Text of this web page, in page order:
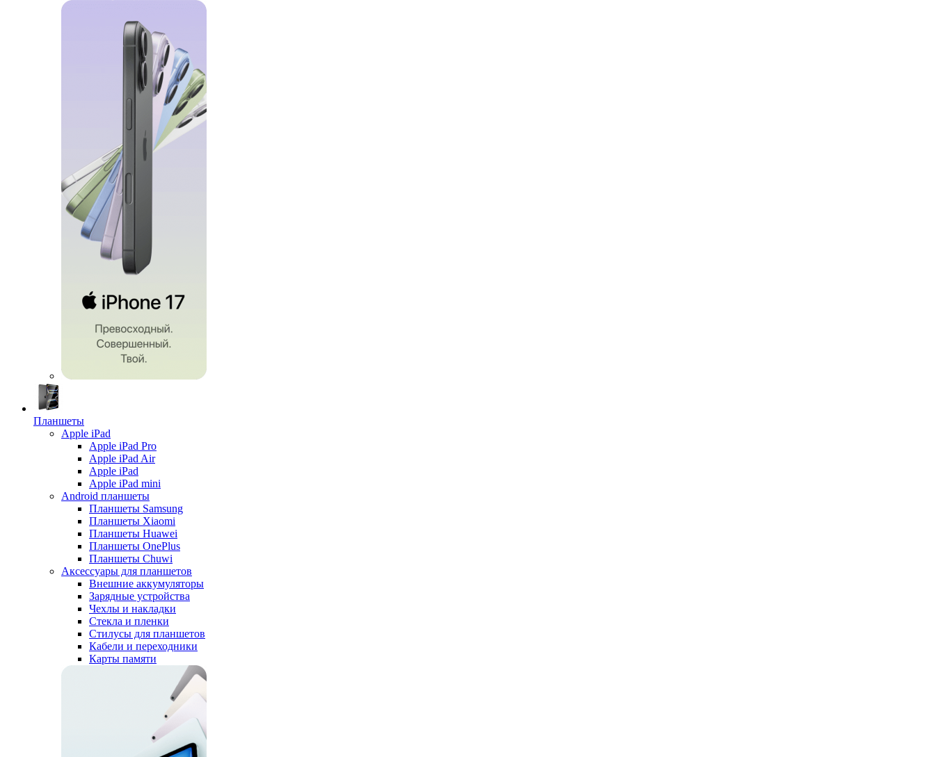
Планшеты
Apple iPad
Apple iPad Pro
Apple iPad Air
Apple iPad
Apple iPad mini
Android планшеты
Планшеты Samsung
Планшеты Xiaomi
Планшеты Huawei
Планшеты OnePlus
Планшеты Chuwi
Аксессуары для планшетов
Внешние аккумуляторы
Зарядные устройства
Чехлы и накладки
Стекла и пленки
Стилусы для планшетов
Кабели и переходники
Карты памяти